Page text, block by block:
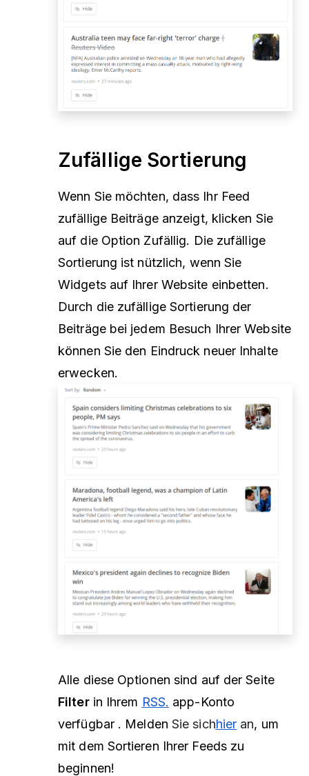
Zufällige Sortierung
Wenn Sie möchten, dass Ihr Feed
zufällige Beiträge anzeigt, klicken Sie
auf die Option Zufällig. Die zufällige
Sortierung ist nützlich, wenn Sie
Widgets auf Ihrer Website einbetten.
Durch die zufällige Sortierung der
Beiträge bei jedem Besuch Ihrer Website
können Sie den Eindruck neuer Inhalte
erwecken.
Alle diese Optionen sind auf der Seite
Filter in Ihrem RSS. app-Konto
verfügbar . Melden Sie sichhier an, um
mit dem Sortieren Ihrer Feeds zu
beginnen!